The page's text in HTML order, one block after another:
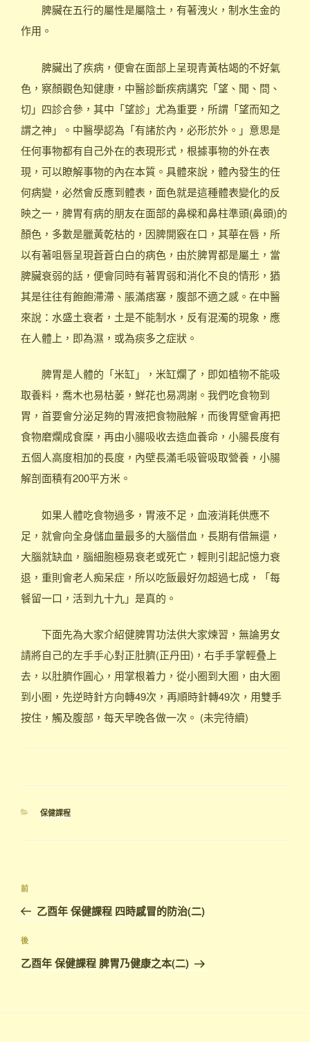
脾臟在五行的屬性是屬陰土，有著洩火，制水生金的
作用。
脾臟出了疾病，便會在面部上呈現青黃枯竭的不好氣
色，察顏觀色知健康，中醫診斷疾病講究「望、聞、問、
切」四診合參，其中「望診」尤為重要，所謂「望而知之
謂之神」。中醫學認為「有諸於內，必形於外。」意思是
任何事物都有自己外在的表現形式，根據事物的外在表
現，可以瞭解事物的內在本質。具體來說，體內發生的任
何病變，必然會反應到體表，面色就是這種體表變化的反
映之一，脾胃有病的朋友在面部的鼻樑和鼻柱準頭(鼻頭)的
顏色，多數是臘黃乾枯的，因脾開竅在口，其華在唇，所
以有著咀唇呈現蒼蒼白白的病色，由於脾胃都是屬土，當
脾臟衰弱的話，便會同時有著胃弱和消化不良的情形，猶
其是往往有飽飽滯滯、脹滿痞塞，腹部不適之感。在中醫
來說：水盛土衰者，土是不能制水，反有混濁的現象，應
在人體上，即為濕，或為痰多之症狀。
脾胃是人體的「米缸」，米缸爛了，即如植物不能吸
取養料，喬木也易枯萎，鮮花也易凋謝。我們吃食物到
胃，首要會分泌足夠的胃液把食物融解，而後胃壁會再把
食物磨爛成食糜，再由小腸吸收去造血養命，小腸長度有
五個人高度相加的長度，內壁長滿毛吸管吸取營養，小腸
解剖面積有200平方米。
如果人體吃食物過多，胃液不足，血液消耗供應不
足，就會向全身儲血量最多的大腦借血，長期有借無還，
大腦就缺血，腦細胞極易衰老或死亡，輕則引起記憶力衰
退，重則會老人痴呆症，所以吃飯最好勿超過七成，「每
餐留一口，活到九十九」是真的。
下面先為大家介紹健脾胃功法供大家煉習，無論男女
請將自己的左手手心對正肚臍(正丹田)，右手手掌輕叠上
去，以肚臍作圓心，用掌根着力，從小圈到大圈，由大圈
到小圈，先逆時針方向轉49次，再順時針轉49次，用雙手
按住，觸及腹部，每天早晚各做一次。 (未完待續)
分
保健課程
文
導
覽
上
一
篇
文
章
前
乙酉年 保健課程 四時感冒的防治(二)
下
篇
文
後
乙酉年 保健課程 脾胃乃健康之本(二)